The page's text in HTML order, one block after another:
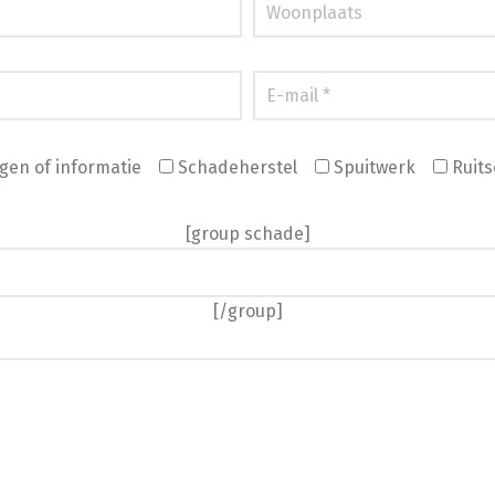
of informatie Schadeherstel Spuitwerk
[group schade]
[/group]